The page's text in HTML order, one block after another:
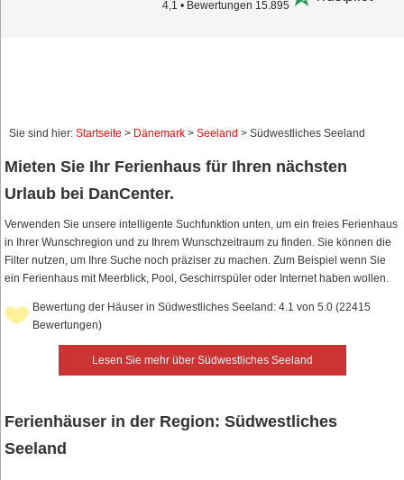
4,1 • Bewertungen 15.895
Sie sind hier: Startseite > Dänemark > Seeland > Südwestliches Seeland
Mieten Sie Ihr Ferienhaus für Ihren nächsten
Urlaub bei DanCenter.
Verwenden Sie unsere intelligente Suchfunktion unten, um ein freies Ferienhaus
in Ihrer Wunschregion und zu Ihrem Wunschzeitraum zu finden. Sie können die
Filter nutzen, um Ihre Suche noch präziser zu machen. Zum Beispiel wenn Sie
ein Ferienhaus mit Meerblick, Pool, Geschirrspüler oder Internet haben wollen.
Lesen Sie mehr über Südwestliches Seeland
Bewertung der Häuser in Südwestliches Seeland: 4.1 von 5.0 (22415
Bewertungen)
Ferienhäuser in der Region: Südwestliches
Seeland